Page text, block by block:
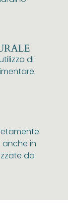
di
anche in
da